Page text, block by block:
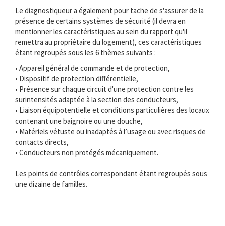
Le diagnostiqueur a également pour tache de s'assurer de la
présence de certains systèmes de sécurité (il devra en
mentionner les caractéristiques au sein du rapport qu'il
remettra au propriétaire du logement), ces caractéristiques
étant regroupés sous les 6 thèmes suivants :
• Appareil général de commande et de protection,
• Dispositif de protection différentielle,
• Présence sur chaque circuit d'une protection contre les
surintensités adaptée à la section des conducteurs,
• Liaison équipotentielle et conditions particulières des locaux
contenant une baignoire ou une douche,
• Matériels vétuste ou inadaptés à l’usage ou avec risques de
contacts directs,
• Conducteurs non protégés mécaniquement.
Les points de contrôles correspondant étant regroupés sous
une dizaine de familles.